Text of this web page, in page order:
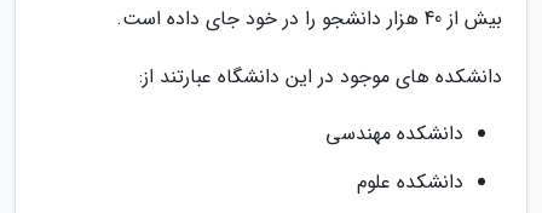
بیش از 40 هزار دانشجو را در خود جای داده است.
دانشکده های موجود در این دانشگاه عبارتند از:
دانشکده مهندسی
دانشکده علوم